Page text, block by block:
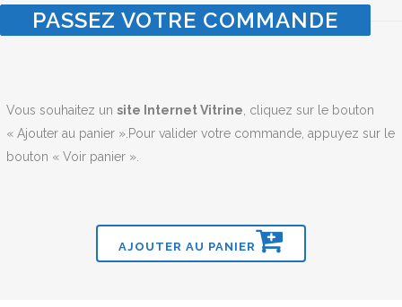
PASSEZ VOTRE COMMANDE
Vous souhaitez un site Internet Vitrine, cliquez sur le bouton
« Ajouter au panier ».Pour valider votre commande, appuyez sur le
bouton « Voir panier ».
AJOUTER AU PANIER